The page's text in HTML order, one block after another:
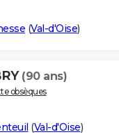
(Val-d'Oise)
(90 ans)
obsèques
(Val-d'Oise)